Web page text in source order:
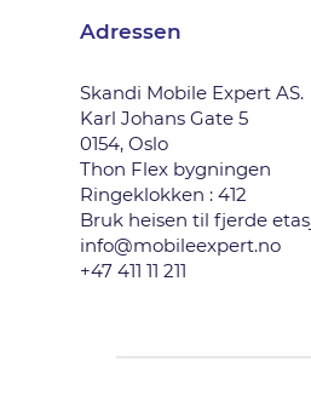
Adressen
Skandi Mobile Expert AS.
Karl Johans Gate 5
0154, Oslo
Thon Flex bygningen
Ringeklokken : 412
Bruk heisen til fjerde
info@mobileexpert.no
+47 411 11 211